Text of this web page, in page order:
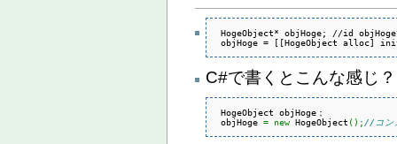
HogeObject* objHoge; //id objHoge
C#で書くとこんな感じ？
HogeObject objHoge；
objHoge = new HogeObject ( ) ; //コン